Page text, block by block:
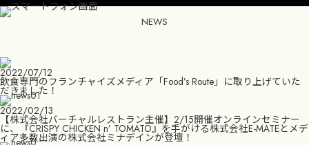
NEWS
2022/07/12
飲食専門のフランチャイズメディア「Food’s Route」に取り上げていた
だきました！
2022/02/13
【株式会社バーチャルレストラン主催】2/15開催オンラインセミナー
に、『CRISPY CHICKEN n’ TOMATO』を手がける株式会社E-MATEとメデ
ィア多数出演の株式会社ミナデインが登壇！